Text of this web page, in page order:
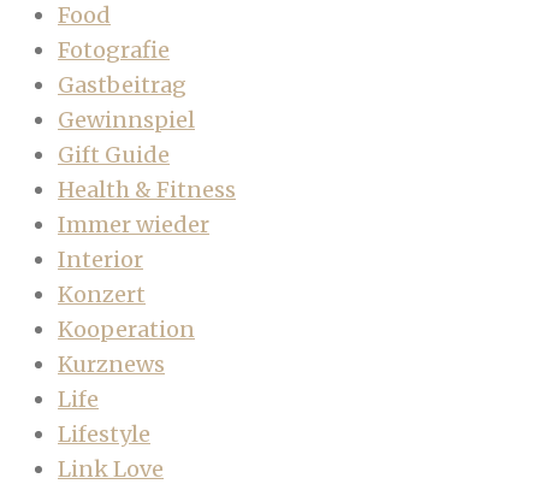
Food
Fotografie
Gastbeitrag
Gewinnspiel
Gift Guide
Health & Fitness
Immer wieder
Interior
Konzert
Kooperation
Kurznews
Life
Lifestyle
Link Love